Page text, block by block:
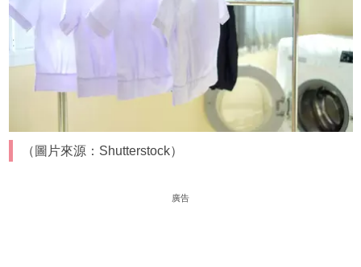
（圖片來源：Shutterstock）
廣告